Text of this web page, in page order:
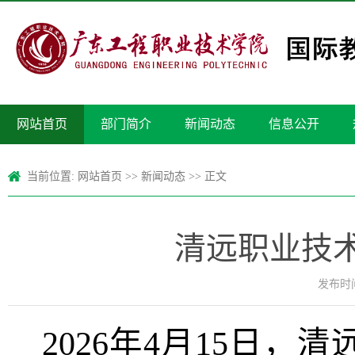
网站首页 部门简介 新闻动态 信息公开
当前位置: 网站首页 >> 新闻动态 >> 正文
清远职业技
发布时
2026年4月15日，清